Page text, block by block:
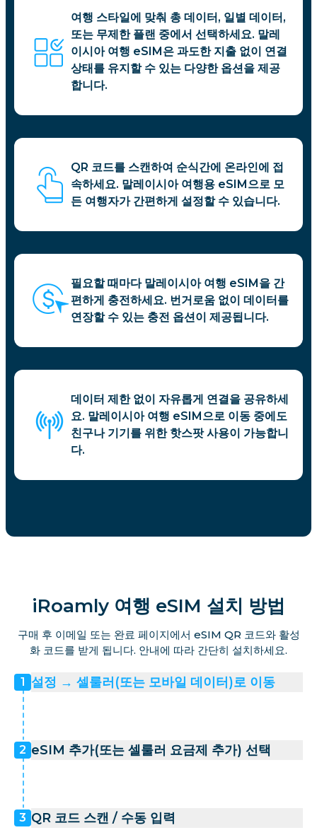
여행 스타일에 맞춰 총 데이터, 일별 데이터,
또는 무제한 플랜 중에서 선택하세요. 말레
이시아 여행 eSIM은 과도한 지출 없이 연결
상태를 유지할 수 있는 다양한 옵션을 제공
합니다.
QR 코드를 스캔하여 순식간에 온라인에 접
속하세요. 말레이시아 여행용 eSIM으로 모
든 여행자가 간편하게 설정할 수 있습니다.
필요할 때마다 말레이시아 여행 eSIM을 간
편하게 충전하세요. 번거로움 없이 데이터를
연장할 수 있는 충전 옵션이 제공됩니다.
데이터 제한 없이 자유롭게 연결을 공유하세
요. 말레이시아 여행 eSIM으로 이동 중에도
친구나 기기를 위한 핫스팟 사용이 가능합니
다.
iRoamly 여행 eSIM 설치 방법
구매 후 이메일 또는 완료 페이지에서 eSIM QR 코드와 활성
화 코드를 받게 됩니다. 안내에 따라 간단히 설치하세요.
1 설정 → 셀룰러(또는 모바일 데이터)로 이동
2 eSIM 추가(또는 셀룰러 요금제 추가) 선택
3 QR 코드 스캔 / 수동 입력